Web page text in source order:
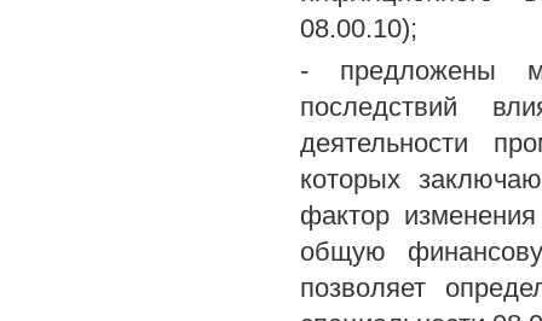
08.00.10);
- предложены
последствий
деятельности
которых
фактор
общую
позволяет